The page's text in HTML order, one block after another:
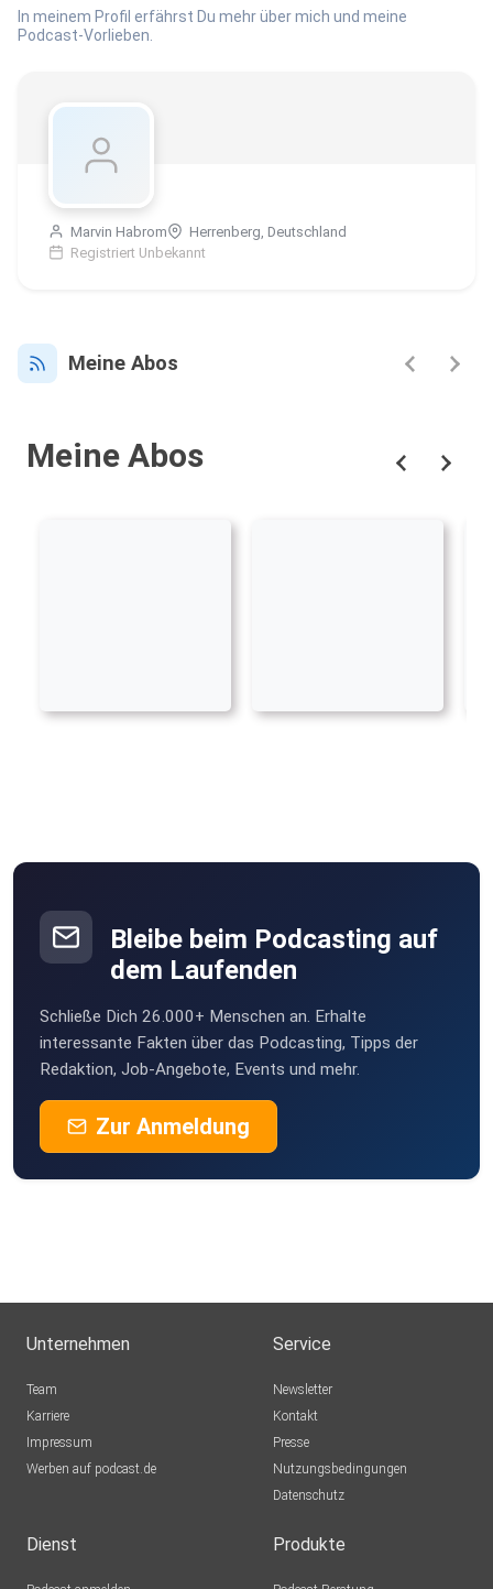
In meinem Profil erfährst Du mehr über mich und meine
Podcast-Vorlieben.
Marvin Habrom
Herrenberg, Deutschland
Registriert Unbekannt
Meine Abos
Meine Abos
Bleibe beim Podcasting auf
dem Laufenden
Schließe Dich 26.000+ Menschen an. Erhalte
interessante Fakten über das Podcasting, Tipps der
Redaktion, Job-Angebote, Events und mehr.
Zur Anmeldung
Unternehmen
Team
Karriere
Impressum
Werben auf podcast.de
Service
Newsletter
Kontakt
Presse
Nutzungsbedingungen
Datenschutz
Dienst Produkte